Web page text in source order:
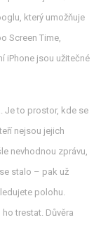
který umožňuje
Screen Time,
iPhone jsou užitečné
Je to prostor, kde se
nejsou jejich
nevhodnou zprávu,
stalo – pak už
polohu.
trestat. Důvěra